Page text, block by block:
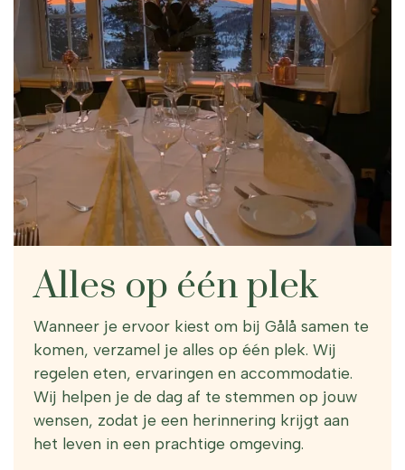
Alles op één plek
Wanneer je ervoor kiest om bij Gålå samen te
komen, verzamel je alles op één plek. Wij
regelen eten, ervaringen en accommodatie.
Wij helpen je de dag af te stemmen op jouw
wensen, zodat je een herinnering krijgt aan
het leven in een prachtige omgeving.